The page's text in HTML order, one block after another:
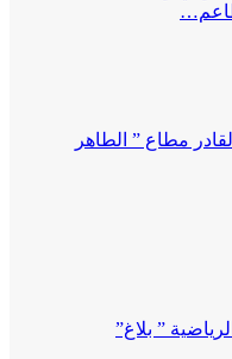
مطاع ” الطاهر
” بلاغ”